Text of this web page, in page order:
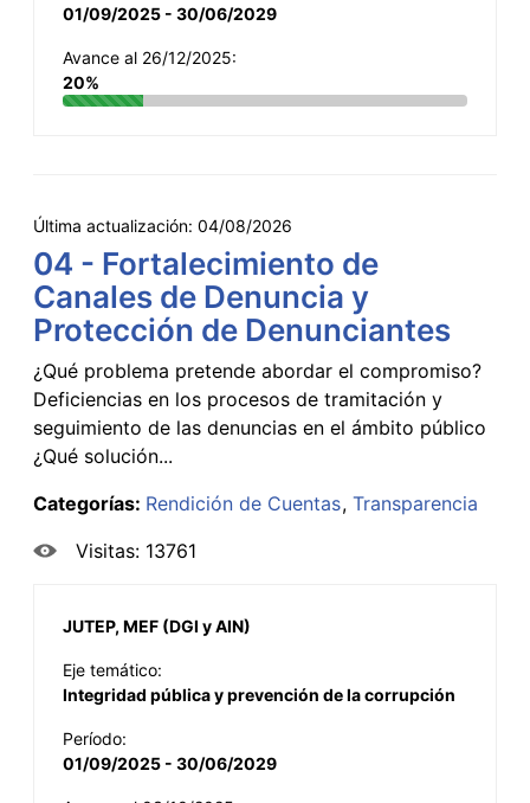
01/09/2025 - 30/06/2029
Avance al 26/12/2025:
20%
Última actualización: 04/08/2026
04 - Fortalecimiento de
Canales de Denuncia y
Protección de Denunciantes
¿Qué problema pretende abordar el compromiso?
Deficiencias en los procesos de tramitación y
seguimiento de las denuncias en el ámbito público
¿Qué solución...
Categorías: Rendición de Cuentas Transparencia
Visitas: 13761
JUTEP, MEF (DGI y AIN)
Eje temático:
Integridad pública y prevención de la corrupción
Período:
01/09/2025 - 30/06/2029